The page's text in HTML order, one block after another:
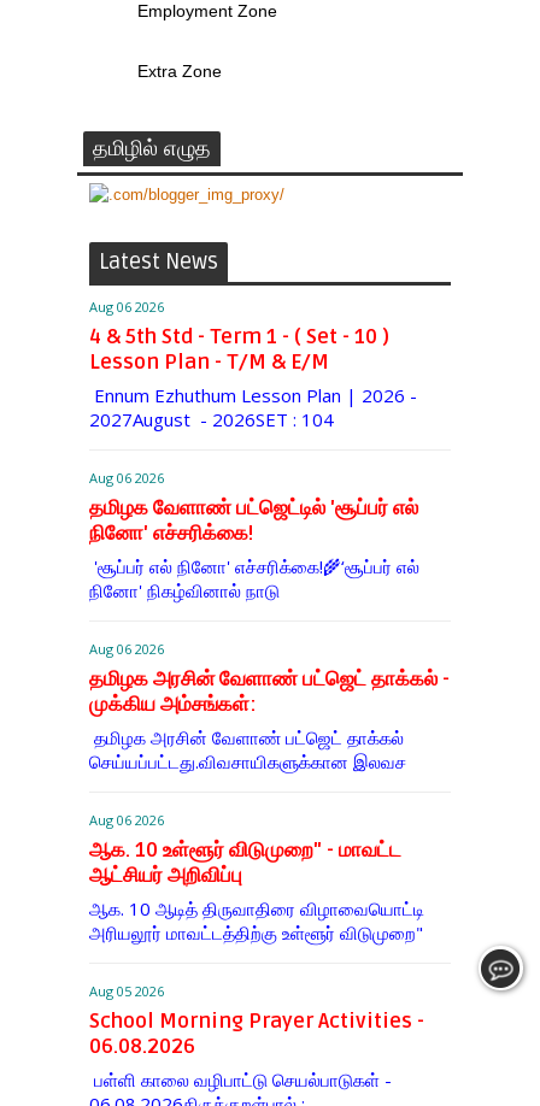
Employment Zone
Extra Zone
தமிழில் எழுத
Latest News
Aug 06 2026
4 & 5th Std - Term 1 - ( Set - 10 )
Lesson Plan - T/M & E/M
Ennum Ezhuthum Lesson Plan | 2026 -
2027August - 2026SET : 104
Aug 06 2026
தமிழக வேளாண் பட்ஜெட்டில் 'சூப்பர் எல்
நினோ' எச்சரிக்கை!
'சூப்பர் எல் நினோ' எச்சரிக்கை!🌾‘சூப்பர் எல்
நினோ' நிகழ்வினால் நாடு
Aug 06 2026
தமிழக அரசின் வேளாண் பட்ஜெட் தாக்கல் -
முக்கிய அம்சங்கள்:
தமிழக அரசின் வேளாண் பட்ஜெட் தாக்கல்
செய்யப்பட்டது.விவசாயிகளுக்கான இலவச
Aug 06 2026
ஆக. 10 உள்ளூர் விடுமுறை" - மாவட்ட
ஆட்சியர் அறிவிப்பு
ஆக. 10 ஆடித் திருவாதிரை விழாவையொட்டி
அரியலூர் மாவட்டத்திற்கு உள்ளூர் விடுமுறை"
Aug 05 2026
School Morning Prayer Activities -
06.08.2026
பள்ளி காலை வழிபாட்டு செயல்பாடுகள் -